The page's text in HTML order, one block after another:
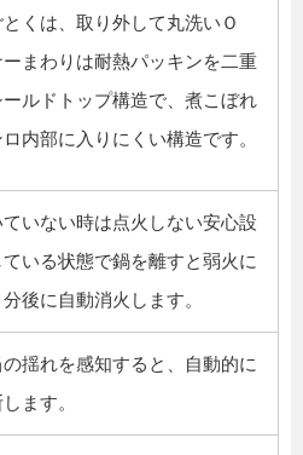
くは、取り外して丸洗いＯ
ーまわりは耐熱パッキンを二重
ルドトップ構造で、煮こぼれ
内部に入りにくい構造です。
いない時は点火しない安心設
いる状態で鍋を離すと弱火に
後に自動消火します。
揺れを感知すると、自動的に
ます。